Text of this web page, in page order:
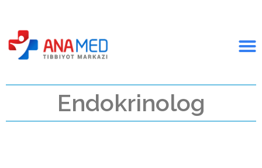
Endokrinolog